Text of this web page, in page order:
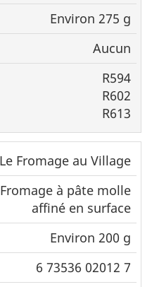
Environ 275 g
Aucun
R594
R602
R613
Le Fromage au Village
à pâte molle
affiné en surface
Environ 200 g
6 73536 02012 7